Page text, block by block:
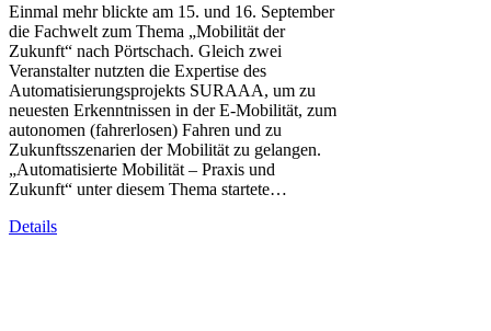
Einmal mehr blickte am 15. und 16. September
die Fachwelt zum Thema „Mobilität der
Zukunft“ nach Pörtschach. Gleich zwei
Veranstalter nutzten die Expertise des
Automatisierungsprojekts SURAAA, um zu
neuesten Erkenntnissen in der E-Mobilität, zum
autonomen (fahrerlosen) Fahren und zu
Zukunftsszenarien der Mobilität zu gelangen.
„Automatisierte Mobilität – Praxis und
Zukunft“ unter diesem Thema startete…
Details